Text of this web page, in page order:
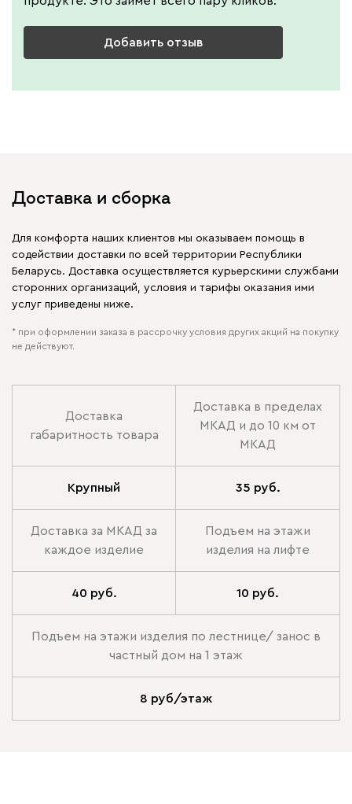
Добавить отзыв
Доставка и сборка
Для комфорта наших клиентов мы оказываем помощь в
содействии доставки по всей территории Республики
Беларусь. Доставка осуществляется курьерскими службами
сторонних организаций, условия и тарифы оказания ими
услуг приведены ниже.
* при оформлении заказа в рассрочку условия других акций на покупку
не действуют.
Доставка
габаритность товара
Доставка в пределах
МКАД и до 10 км от
МКАД
Крупный 35 руб.
Доставка за МКАД за
каждое изделие
Подъем на этажи
изделия на лифте
40 руб. 10 руб.
Подъем на этажи изделия по лестнице/ занос в
частный дом на 1 этаж
8 руб/этаж